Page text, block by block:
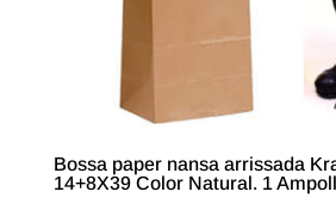
Bossa paper nansa arrissada
14+8X39 Color Natural. 1